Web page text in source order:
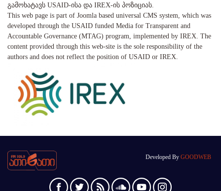
გამოხატავს USAID-ისა და IREX-ის პოზიციას.
This web page is part of Joomla based universal CMS system, which was
developed through the USAID funded Media for Transparent and
Accountable Governance (MTAG) program, implemented by IREX. The
content provided through this web-site is the sole responsibility of the
authors and does not reflect the position of USAID or IREX.
Developed By GOODWEB